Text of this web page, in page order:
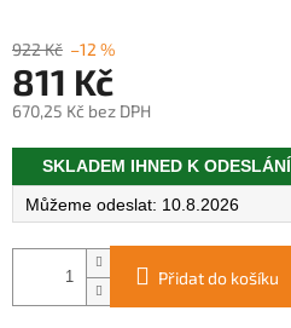
922 Kč –12 %
811 Kč
670,25 Kč bez DPH
Měrná
cena:SKLADEM IHNED K ODESLÁNÍ
10.8.2026
Přidat do košíku